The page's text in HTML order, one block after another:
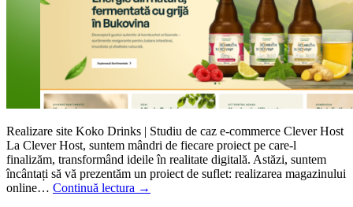
Realizare site Koko Drinks | Studiu de caz e-commerce Clever Host
La Clever Host, suntem mândri de fiecare proiect pe care-l
finalizăm, transformând ideile în realitate digitală. Astăzi, suntem
încântați să vă prezentăm un proiect de suflet: realizarea magazinului
online… Continuă lectura →